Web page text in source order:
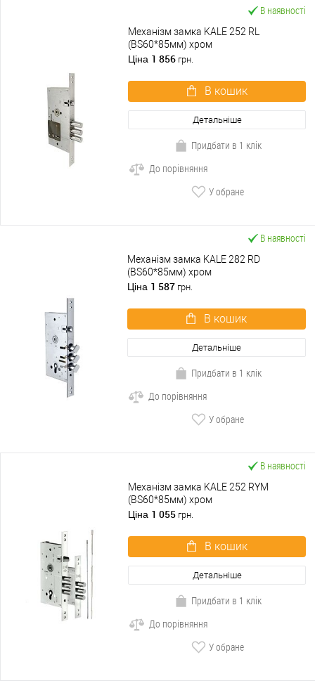
В наявності
Механізм замка KALE 252 RL
(BS60*85мм) хром
Ціна 1 856 грн.
В кошик
Детальніше
Придбати в 1 клік
До порівняння
У обране
В наявності
Механізм замка KALE 282 RD
(BS60*85мм) хром
Ціна 1 587 грн.
В кошик
Детальніше
Придбати в 1 клік
До порівняння
У обране
В наявності
Механізм замка KALE 252 RYM
(BS60*85мм) хром
Ціна 1 055 грн.
В кошик
Детальніше
Придбати в 1 клік
До порівняння
У обране